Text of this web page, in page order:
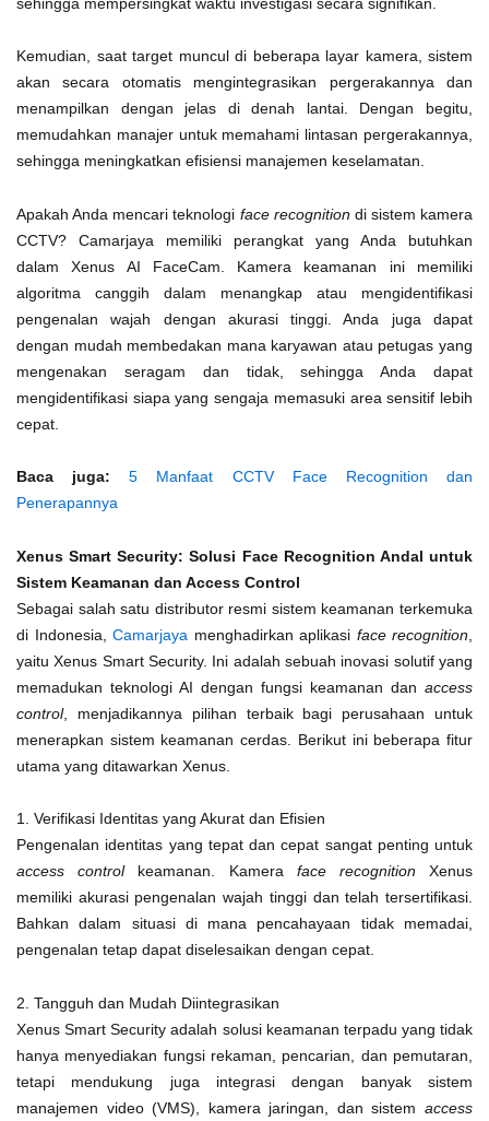
Kemudian, saat target muncul di beberapa layar kamera, sistem
akan secara otomatis mengintegrasikan pergerakannya dan
menampilkan dengan jelas di denah lantai. Dengan begitu,
memudahkan manajer untuk memahami lintasan pergerakannya,
sehingga meningkatkan efisiensi manajemen keselamatan.
Apakah Anda mencari teknologi face recognition di sistem kamera
CCTV? Camarjaya memiliki perangkat yang Anda butuhkan
dalam Xenus AI FaceCam. Kamera keamanan ini memiliki
algoritma canggih dalam menangkap atau mengidentifikasi
pengenalan wajah dengan akurasi tinggi. Anda juga dapat
dengan mudah membedakan mana karyawan atau petugas yang
mengenakan seragam dan tidak, sehingga Anda dapat
mengidentifikasi siapa yang sengaja memasuki area sensitif lebih
cepat.
Baca juga:
5 Manfaat CCTV Face Recognition dan
Penerapannya
Xenus Smart Security: Solusi Face Recognition Andal untuk
Sistem Keamanan dan Access Control
Sebagai salah satu distributor resmi sistem keamanan terkemuka
di Indonesia, Camarjaya menghadirkan aplikasi face recognition
yaitu Xenus Smart Security. Ini adalah sebuah inovasi solutif yang
memadukan teknologi AI dengan fungsi keamanan dan access
control, menjadikannya pilihan terbaik bagi perusahaan untuk
menerapkan sistem keamanan cerdas. Berikut ini beberapa fitur
utama yang ditawarkan Xenus.
1. Verifikasi Identitas yang Akurat dan Efisien
Pengenalan identitas yang tepat dan cepat sangat penting untuk
access controlkeamanan. Kamera face recognition Xenus
memiliki akurasi pengenalan wajah tinggi dan telah tersertifikasi.
Bahkan dalam situasi di mana pencahayaan tidak memadai,
pengenalan tetap dapat diselesaikan dengan cepat.
2. Tangguh dan Mudah Diintegrasikan
Xenus Smart Security adalah solusi keamanan terpadu yang tidak
hanya menyediakan fungsi rekaman, pencarian, dan pemutaran,
tetapi mendukung juga integrasi dengan banyak sistem
manajemen video (VMS), kamera jaringan, dan sistem access